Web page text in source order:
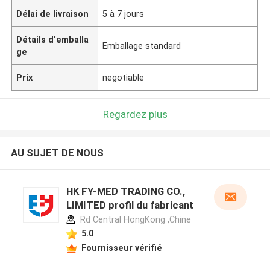
Délai de livraison 5 à 7 jours
Détails d'emballa
ge
Emballage standard
Prix negotiable
Regardez plus
AU SUJET DE NOUS
HK FY-MED TRADING CO.,
LIMITED profil du fabricant
Rd Central HongKong ,Chine
5.0
Fournisseur vérifié